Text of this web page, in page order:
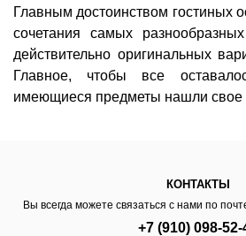
Главным достоинством гостиных
сочетания самых
действительно оригинальных
Главное, чтобы все
имеющиеся предметы нашли свое
КОНТАКТЫ
Вы всегда можете связаться с нами по
+7 (910) 098-52-